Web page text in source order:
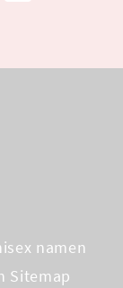
namen
Sitemap